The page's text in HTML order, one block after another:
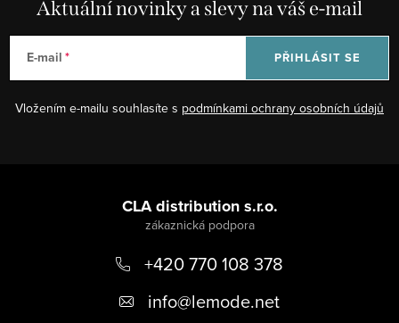
Aktuální novinky a slevy na váš e-mail
E-mail
Vložením e-mailu souhlasíte s podmínkami ochrany osobních údajů
PŘIHLÁSIT SE
CLA distribution s.r.o.
+420 770 108 378
info@lemode.net